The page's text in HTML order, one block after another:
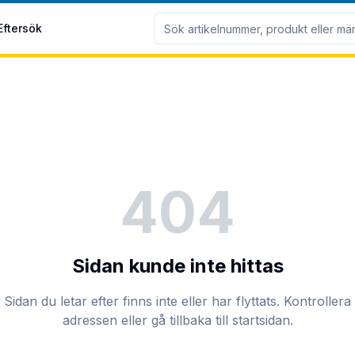
404
Sidan kunde inte hittas
Sidan du letar efter finns inte eller har flyttats. Kontrollera
adressen eller gå tillbaka till startsidan.